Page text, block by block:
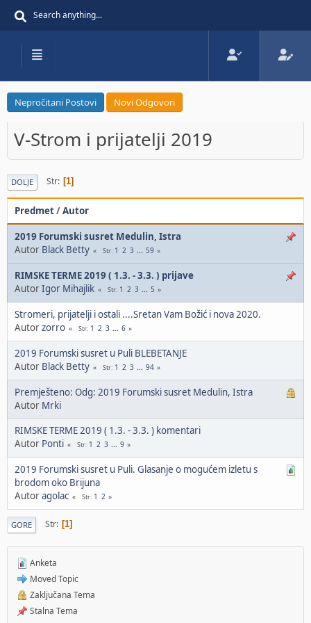
Nepročitani Postovi Novi Odgovori
V-Strom i prijatelji 2019
DOLJE Str 1
Predmet/Autor
2019 Forumski susret Medulin, Istra
Autor Black Betty Str 1 2 3 ... 59
RIMSKE TERME 2019 ( 1.3. - 3.3. ) prijave
AutorIgor Mihajlik Str 1 2 3 ... 5
Stromeri, prijatelji i ostali ....Sretan Vam Božić i nova 2020.
Autorzorro Str 1 2 3 ... 6
2019 Forumski susret u Puli BLEBETANJE
Autor Black Betty Str 1 2 3 ... 94
Premješteno: Odg: 2019 Forumski susret Medulin, Istra
Autor Mrki
RIMSKE TERME 2019 ( 1.3. - 3.3. ) komentari
Autor Ponti Str 1 2 3 ... 9
2019 Forumski susret u Puli. Glasanje o mogućem izletu s
brodom oko Brijuna
Autoragolac Str 1 2
GORE Str 1
Anketa
Moved Topic
Zaključana Tema
Stalna Tema